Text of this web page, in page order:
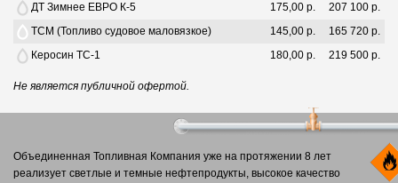
ДТ Зимнее ЕВРО К-5
175,00 р.
207 100 р.
ТСМ (Топливо судовое маловязкое)
145,00 р.
165 720 р.
Керосин ТС-1
180,00 р. 219 500 р.
Не является публичной офертой.
Объединенная Топливная Компания уже на протяжении 8 лет
реализует светлые и темные нефтепродукты, высокое качество